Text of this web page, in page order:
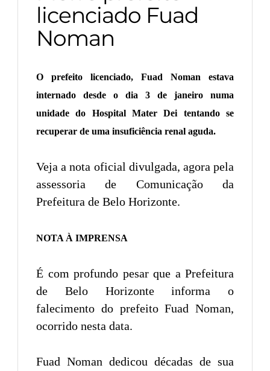
licenciado Fuad
Noman
O prefeito licenciado, Fuad Noman estava
internado desde o dia 3 de janeiro numa
unidade do Hospital Mater Dei tentando se
recuperar de uma insuficiência renal aguda.
Veja a nota oficial divulgada, agora pela
assessoria de Comunicação da
Prefeitura de Belo Horizonte.
NOTA À IMPRENSA
É com profundo pesar que a Prefeitura
de Belo Horizonte informa o
falecimento do prefeito Fuad Noman,
ocorrido nesta data.
Fuad Noman dedicou décadas de sua